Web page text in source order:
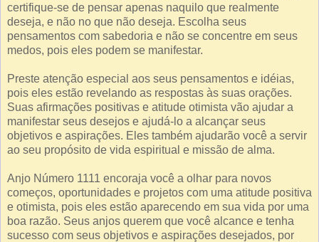
certifique-se de pensar apenas naquilo que realmente
deseja, e não no que não deseja. Escolha seus
pensamentos com sabedoria e não se concentre em seus
medos, pois eles podem se manifestar.
Preste atenção especial aos seus pensamentos e idéias,
pois eles estão revelando as respostas às suas orações.
Suas afirmações positivas e atitude otimista vão ajudar a
manifestar seus desejos e ajudá-lo a alcançar seus
objetivos e aspirações. Eles também ajudarão você a servir
ao seu propósito de vida espiritual e missão de alma.
Anjo Número 1111 encoraja você a olhar para novos
começos, oportunidades e projetos com uma atitude positiva
e otimista, pois eles estão aparecendo em sua vida por uma
boa razão. Seus anjos querem que você alcance e tenha
sucesso com seus objetivos e aspirações desejados, por